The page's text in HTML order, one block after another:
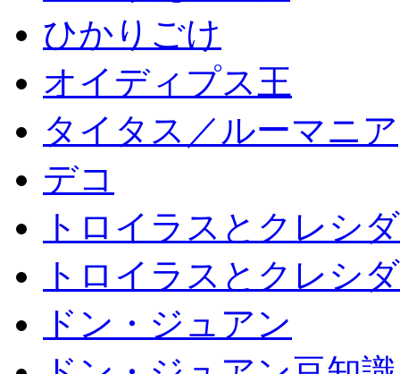
ひかりごけ
オイディプス王
タイタス／ルーマニア
デコ
トロイラスとクレシダ
トロイラスとクレシ
ドン・ジュアン